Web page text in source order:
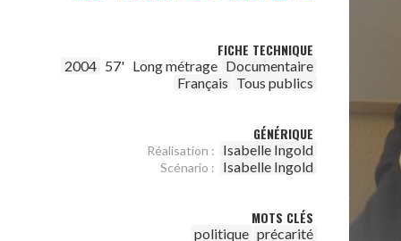
FICHE TECHNIQUE
2004 57' Long métrage Documentaire
Français Tous publics
GÉNÉRIQUE
Réalisation : Isabelle Ingold
Scénario : Isabelle Ingold
MOTS CLÉS
politique précarité